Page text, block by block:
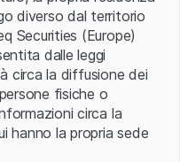
diverso dal territorio
Securities (Europe)
dalle leggi
circa la diffusione dei
fisiche o
circa la
hanno la propria sede